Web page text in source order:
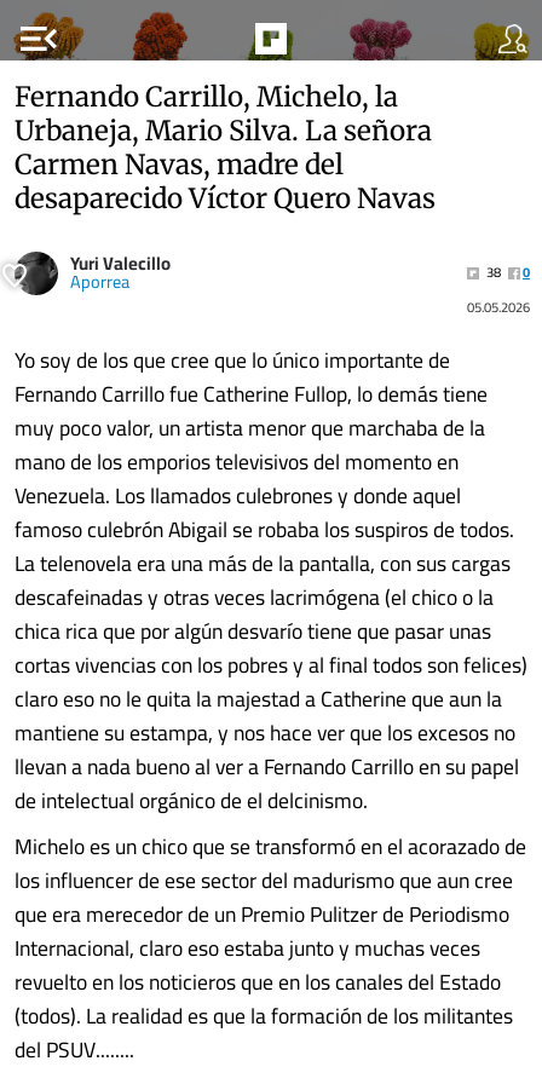
menu_open
Fernando Carrillo, Michelo, la
Urbaneja, Mario Silva. La señora
Carmen Navas, madre del
desaparecido Víctor Quero Navas
Yuri Valecillo
Aporrea 38
0
05.05.2026
Yo soy de los que cree que lo único importante de
Fernando Carrillo fue Catherine Fullop, lo demás tiene
muy poco valor, un artista menor que marchaba de la
mano de los emporios televisivos del momento en
Venezuela. Los llamados culebrones y donde aquel
famoso culebrón Abigail se robaba los suspiros de todos.
La telenovela era una más de la pantalla, con sus cargas
descafeinadas y otras veces lacrimógena (el chico o la
chica rica que por algún desvarío tiene que pasar unas
cortas vivencias con los pobres y al final todos son felices)
claro eso no le quita la majestad a Catherine que aun la
mantiene su estampa, y nos hace ver que los excesos no
llevan a nada bueno al ver a Fernando Carrillo en su papel
de intelectual orgánico de el delcinismo.
Michelo es un chico que se transformó en el acorazado de
los influencer de ese sector del madurismo que aun cree
que era merecedor de un Premio Pulitzer de Periodismo
Internacional, claro eso estaba junto y muchas veces
revuelto en los noticieros que en los canales del Estado
(todos). La realidad es que la formación de los militantes
del PSUV........